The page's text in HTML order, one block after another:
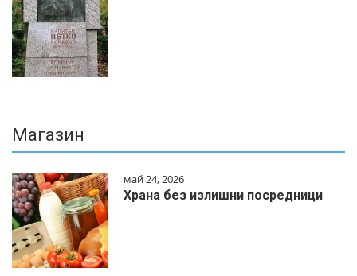
Магазин
май 24, 2026
Храна без излишни посредници